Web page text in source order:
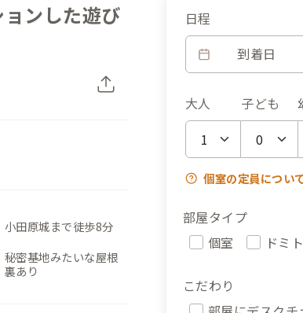
ョンした遊び
小田原城まで徒歩8分
秘密基地みたいな屋根
裏あり
日程
到着日
大人 子ども
個室の定員につい
部屋タイプ
個室
ドミ
こだわり